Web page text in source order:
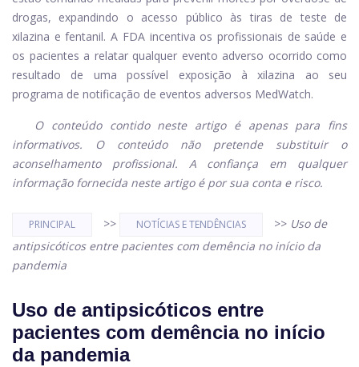
drogas, expandindo o acesso público às tiras de teste de
xilazina e fentanil. A FDA incentiva os profissionais de saúde e
os pacientes a relatar qualquer evento adverso ocorrido como
resultado de uma possível exposição à xilazina ao seu
programa de notificação de eventos adversos MedWatch.
O conteúdo contido neste artigo é apenas para fins
informativos. O conteúdo não pretende substituir o
aconselhamento profissional. A confiança em qualquer
informação fornecida neste artigo é por sua conta e risco.
PRINCIPAL >> NOTÍCIAS E TENDÊNCIAS >> Uso de
antipsicóticos entre pacientes com demência no início da
pandemia
Uso de antipsicóticos entre
pacientes com demência no início
da pandemia